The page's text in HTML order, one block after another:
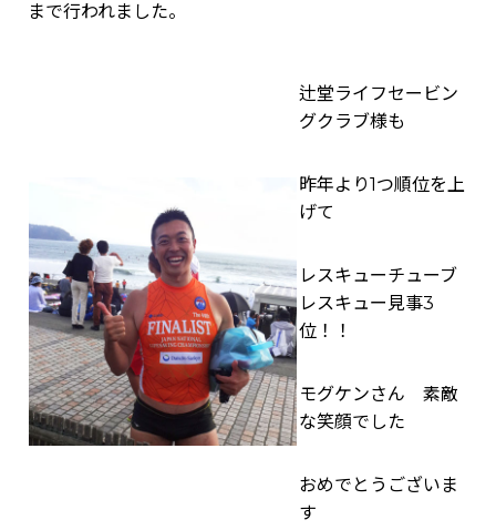
まで行われました。
辻堂ライフセービン
グクラブ様も
昨年より1つ順位を上
げて
レスキューチューブ
レスキュー見事3
位！！
モグケンさん 素敵
な笑顔でした
おめでとうございま
す